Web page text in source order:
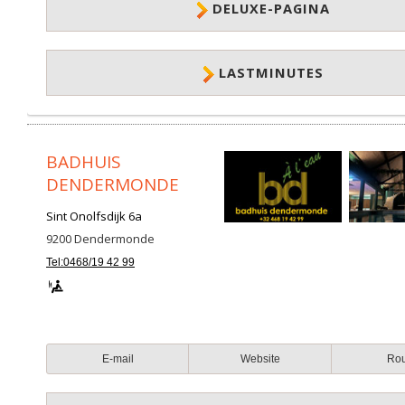
DELUXE-PAGINA
LASTMINUTES
BADHUIS
DENDERMONDE
Sint Onolfsdijk 6a
9200Dendermonde
Tel:0468/19 42 99
E-mail Website